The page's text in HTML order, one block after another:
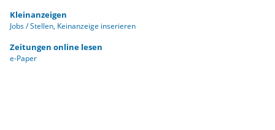
Kleinanzeigen
Jobs / Stellen Keinanzeige inserieren
Zeitungen online lesen
e-Paper